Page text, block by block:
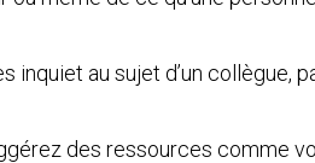
inquiet au sujet d’un collègue,
des ressources comme